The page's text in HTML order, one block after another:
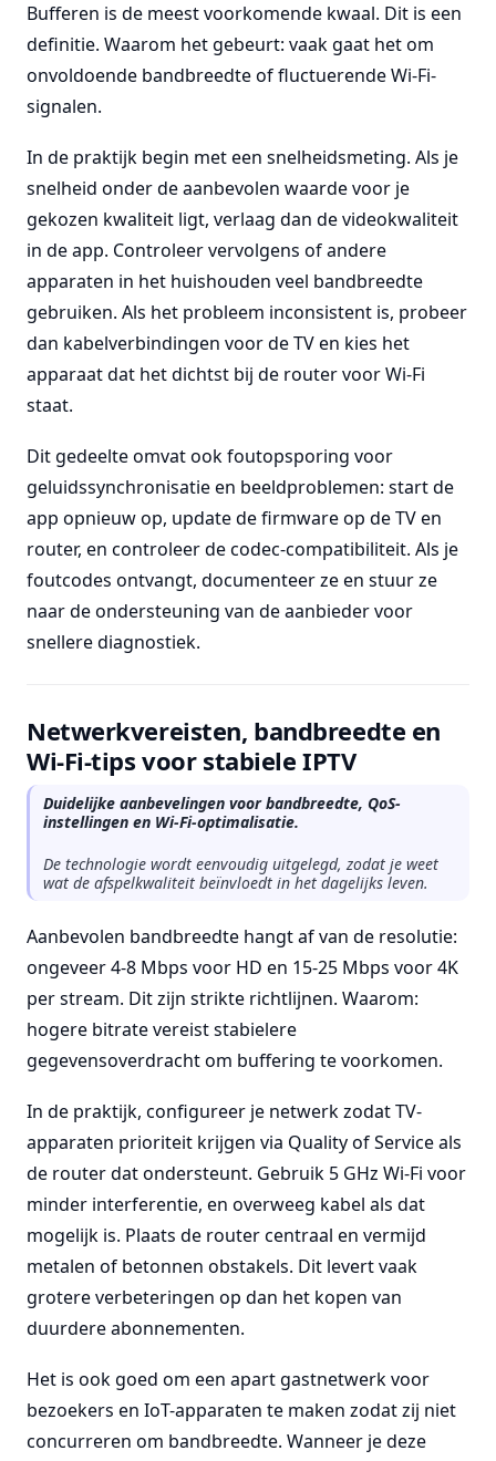
Bufferen is de meest voorkomende kwaal. Dit is een
definitie. Waarom het gebeurt: vaak gaat het om
onvoldoende bandbreedte of fluctuerende Wi-Fi-
signalen.
In de praktijk begin met een snelheidsmeting. Als je
snelheid onder de aanbevolen waarde voor je
gekozen kwaliteit ligt, verlaag dan de videokwaliteit
in de app. Controleer vervolgens of andere
apparaten in het huishouden veel bandbreedte
gebruiken. Als het probleem inconsistent is, probeer
dan kabelverbindingen voor de TV en kies het
apparaat dat het dichtst bij de router voor Wi-Fi
staat.
Dit gedeelte omvat ook foutopsporing voor
geluidssynchronisatie en beeldproblemen: start de
app opnieuw op, update de firmware op de TV en
router, en controleer de codec-compatibiliteit. Als je
foutcodes ontvangt, documenteer ze en stuur ze
naar de ondersteuning van de aanbieder voor
snellere diagnostiek.
Netwerkvereisten, bandbreedte en
Wi-Fi-tips voor stabiele IPTV
Duidelijke aanbevelingen voor bandbreedte, QoS-
instellingen en Wi-Fi-optimalisatie.
De technologie wordt eenvoudig uitgelegd, zodat je weet
wat de afspelkwaliteit beïnvloedt in het dagelijks leven.
Aanbevolen bandbreedte hangt af van de resolutie:
ongeveer 4-8 Mbps voor HD en 15-25 Mbps voor 4K
per stream. Dit zijn strikte richtlijnen. Waarom:
hogere bitrate vereist stabielere
gegevensoverdracht om buffering te voorkomen.
In de praktijk, configureer je netwerk zodat TV-
apparaten prioriteit krijgen via Quality of Service als
de router dat ondersteunt. Gebruik 5 GHz Wi-Fi voor
minder interferentie, en overweeg kabel als dat
mogelijk is. Plaats de router centraal en vermijd
metalen of betonnen obstakels. Dit levert vaak
grotere verbeteringen op dan het kopen van
duurdere abonnementen.
Het is ook goed om een apart gastnetwerk voor
bezoekers en IoT-apparaten te maken zodat zij niet
concurreren om bandbreedte. Wanneer je deze